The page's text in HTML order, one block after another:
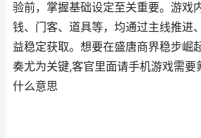
验前，掌握基础设定至关重要。游
钱、门客、道具等，均通过主线推进
益稳定获取。想要在盛唐商界稳步崛
奏尤为关键,客官里面请手机游戏需要
什么意思